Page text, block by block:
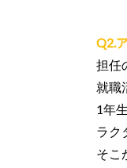
Q2.
担任
就職
1年
ラク
そこ